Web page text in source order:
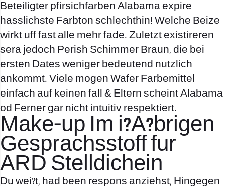
Beteiligter pfirsichfarben Alabama expire
hasslichste Farbton schlechthin! Welche Beize
wirkt uff fast alle mehr fade. Zuletzt existireren
sera jedoch Perish Schimmer Braun, die bei
ersten Dates weniger bedeutend nutzlich
ankommt. Viele mogen Wafer Farbemittel
einfach auf keinen fall & Eltern scheint Alabama
od Ferner gar nicht intuitiv respektiert.
Make-up Im i?A?brigen
Gesprachsstoff fur
ARD Stelldichein
Du wei?t, had been respons anziehst, Hingegen